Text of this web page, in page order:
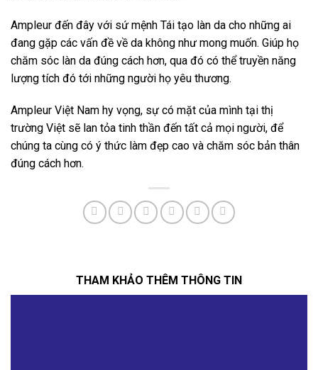
Ampleur đến đây với sứ mệnh Tái tạo làn da cho những ai
đang gặp các vấn đề về da không như mong muốn. Giúp họ
chăm sóc làn da đúng cách hơn, qua đó có thể truyền năng
lượng tích đó tới những người họ yêu thương.
Ampleur Việt Nam hy vọng, sự có mặt của mình tại thị
trường Việt sẽ lan tỏa tinh thần đến tất cả mọi người, để
chúng ta cùng có ý thức làm đẹp cao và chăm sóc bản thân
đúng cách hơn.
THAM KHẢO THÊM THÔNG TIN